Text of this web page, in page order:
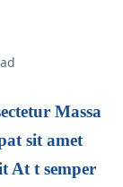
Massa
sit amet
At t semper